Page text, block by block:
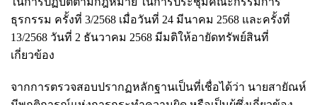
ธุรกรรม ครั้งที่ 3/2568 เมื่อวันที่ 24 มีนาคม 2568 และครั้งที่
13/2568 วันที่ 2 ธันวาคม 2568 มีมติให้อายัดทรัพย์สินที่
เกี่ยวข้อง
จากการตรวจสอบปรากฏหลักฐานเป็นที่เชื่อได้ว่า นายสายัณห์